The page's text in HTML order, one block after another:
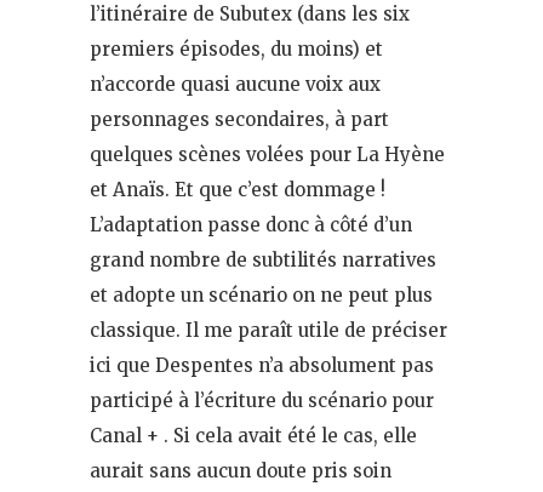
l’itinéraire de Subutex (dans les six
premiers épisodes, du moins) et
n’accorde quasi aucune voix aux
personnages secondaires, à part
quelques scènes volées pour La Hyène
et Anaïs. Et que c’est dommage !
L’adaptation passe donc à côté d’un
grand nombre de subtilités narratives
et adopte un scénario on ne peut plus
classique. Il me paraît utile de préciser
ici que Despentes n’a absolument pas
participé à l’écriture du scénario pour
Canal + . Si cela avait été le cas, elle
aurait sans aucun doute pris soin